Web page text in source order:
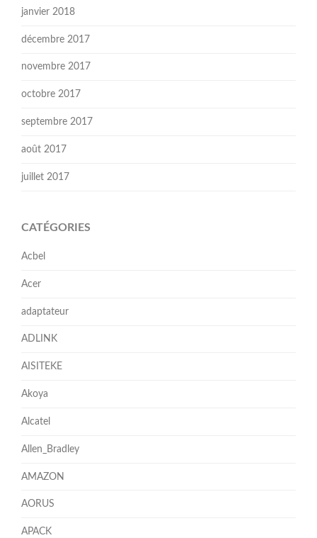
janvier 2018
décembre 2017
novembre 2017
octobre 2017
septembre 2017
août 2017
juillet 2017
CATÉGORIES
Acbel
Acer
adaptateur
ADLINK
AISITEKE
Akoya
Alcatel
Allen_Bradley
AMAZON
AORUS
APACK